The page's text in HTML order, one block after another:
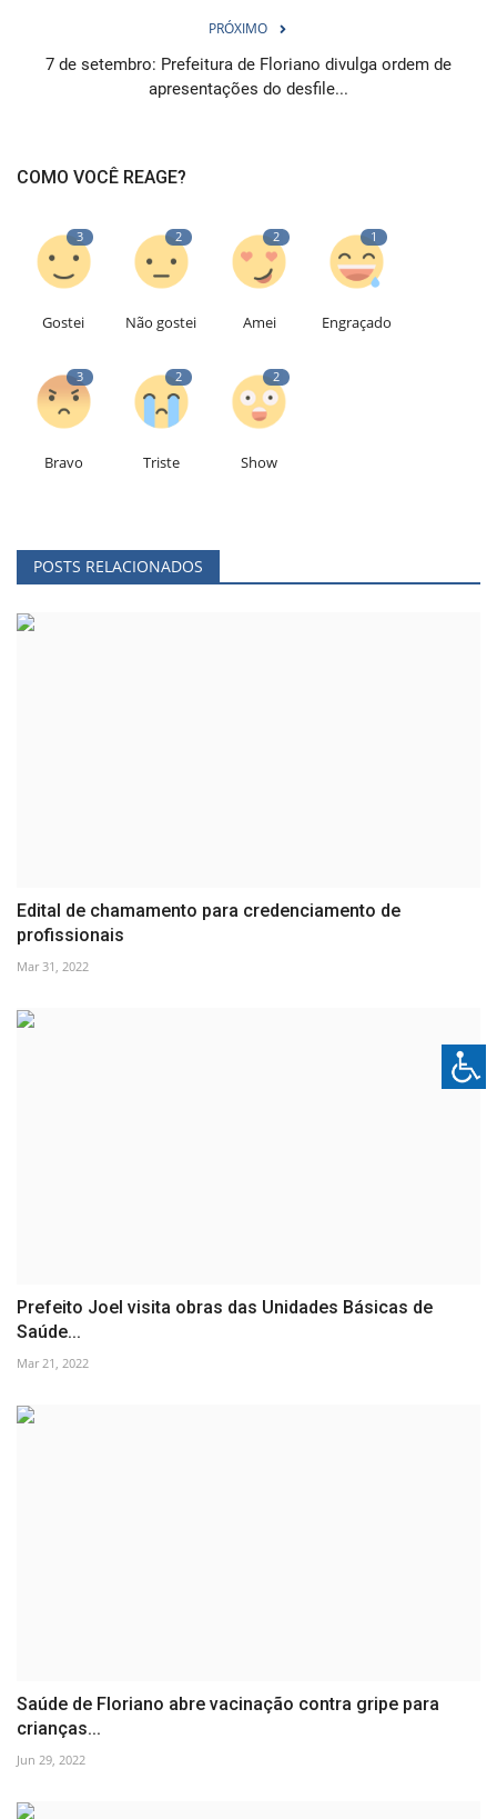
PRÓXIMO
7 de setembro: Prefeitura de Floriano divulga ordem de
apresentações do desfile...
COMO VOCÊ REAGE?
3
Gostei
2
Não gostei
2
Amei
1
Engraçado
3
Bravo
2
Triste
2
Show
POSTS RELACIONADOS
Edital de chamamento para credenciamento de
profissionais
Mar 31, 2022
Prefeito Joel visita obras das Unidades Básicas de
Saúde...
Mar 21, 2022
Saúde de Floriano abre vacinação contra gripe para
crianças...
Jun 29, 2022